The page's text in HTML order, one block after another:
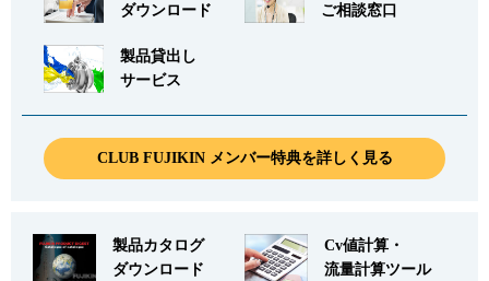
ダウンロード
ご相談窓口
製品貸出し
サービス
CLUB FUJIKIN メンバー特典を詳しく見る
製品カタログ
ダウンロード
Cv値計算・
流量計算ツール